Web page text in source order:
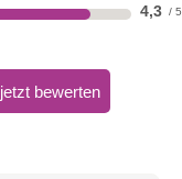
4,3
jetzt bewerten